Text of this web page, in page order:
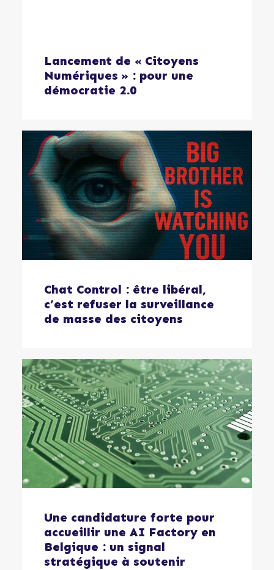
Lancement de « Citoyens
Numériques » : pour une
démocratie 2.0
Chat Control : être libéral,
c’est refuser la surveillance
de masse des citoyens
Une candidature forte pour
accueillir une AI Factory en
Belgique : un signal
stratégique à soutenir